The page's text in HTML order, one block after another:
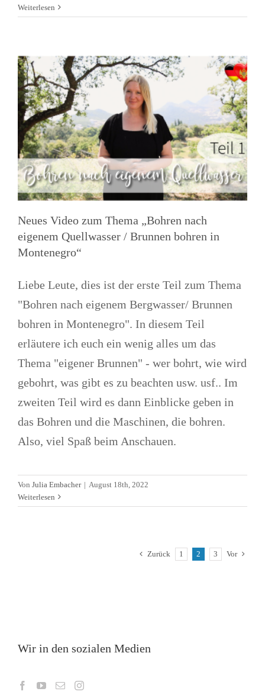
Weiterlesen
Brunnen bohren in Montenegro“
Neues Video zum Thema „Bohren nach
eigenem Quellwasser / Brunnen bohren in
Montenegro“
Liebe Leute, dies ist der erste Teil zum Thema
"Bohren nach eigenem Bergwasser/ Brunnen
bohren in Montenegro". In diesem Teil
erläutere ich euch ein wenig alles um das
Thema "eigener Brunnen" - wer bohrt, wie wird
gebohrt, was gibt es zu beachten usw. usf.. Im
zweiten Teil wird es dann Einblicke geben in
das Bohren und die Maschinen, die bohren.
Also, viel Spaß beim Anschauen.
Von Julia Embacher | August 18th, 2022
Weiterlesen
Zurück 1 2 3 Vor
Wir in den sozialen Medien